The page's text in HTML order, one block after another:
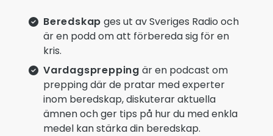
Beredskap ges ut av Sveriges Radio och
är en podd om att förbereda sig för en
kris.
Vardagsprepping är en podcast om
prepping där de pratar med experter
inom beredskap, diskuterar aktuella
ämnen och ger tips på hur du med enkla
medel kan stärka din beredskap.